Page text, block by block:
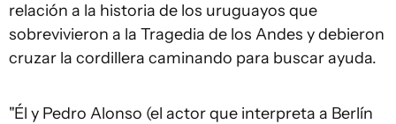
relación a la historia de los uruguayos que
sobrevivieron a la Tragedia de los Andes y debieron
cruzar la cordillera caminando para buscar ayuda.
"Él y Pedro Alonso (el actor que interpreta a Berlín